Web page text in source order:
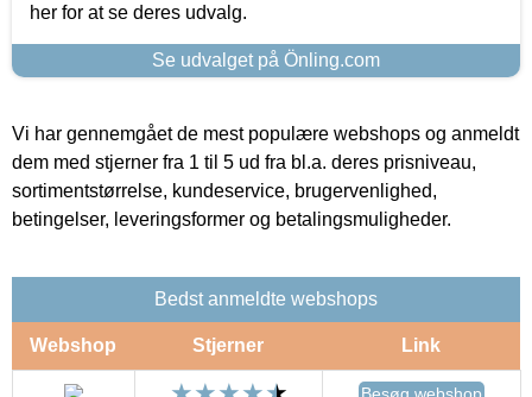
her for at se deres udvalg.
Se udvalget på Önling.com
Vi har gennemgået de mest populære webshops og anmeldt
dem med stjerner fra 1 til 5 ud fra bl.a. deres prisniveau,
sortimentstørrelse, kundeservice, brugervenlighed,
betingelser, leveringsformer og betalingsmuligheder.
Bedst anmeldte webshops
Webshop Stjerner Link